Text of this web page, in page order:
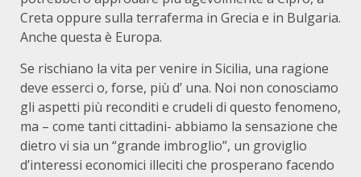
Creta oppure sulla terraferma in Grecia e in Bulgaria.
Anche questa è Europa.
Se rischiano la vita per venire in Sicilia, una ragione
deve esserci o, forse, più d’ una. Noi non conosciamo
gli aspetti più reconditi e crudeli di questo fenomeno,
ma – come tanti cittadini- abbiamo la sensazione che
dietro vi sia un “grande imbroglio”, un groviglio
d’interessi economici illeciti che prosperano facendo